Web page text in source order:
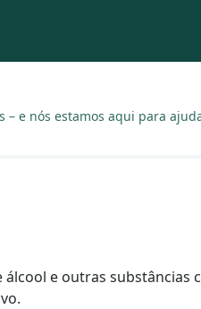
– e nós estamos aqui para
álcool e outras substâncias